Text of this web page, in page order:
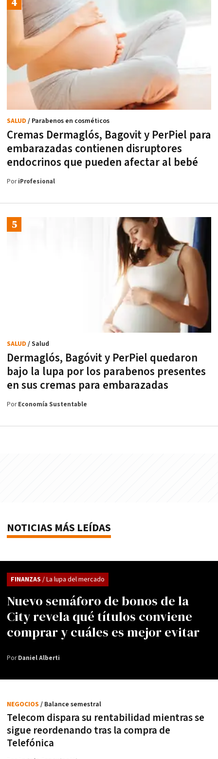
Cremas Dermaglós, Bagovit y PerPiel para
embarazadas contienen disruptores
endocrinos que pueden afectar al bebé
SALUD / Parabenos en cosméticos
PoriProfesional
Dermaglós, Bagóvit y PerPiel quedaron
bajo la lupa por los parabenos presentes
en sus cremas para embarazadas
SALUD / Salud
PorEconomía Sustentable
NOTICIAS MÁS LEÍDAS
Nuevo semáforo de bonos de la
City revela qué títulos conviene
comprar y cuáles es mejor evitar
FINANZAS / La lupa del mercado
PorDaniel Alberti
Telecom dispara su rentabilidad mientras se
sigue reordenando tras la compra de
Telefónica
NEGOCIOS / Balance semestral